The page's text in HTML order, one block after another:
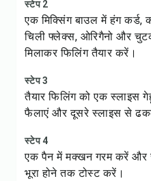
स्टेप 2
एक मिक्सिंग बाउल में हंग कर्ड,
चिली फ्लेक्स, ओरिगैनो और
मिलाकर फिलिंग तैयार करें।
स्टेप 3
तैयार फिलिंग को एक स्लाइस
फैलाएं और दूसरे स्लाइस से
स्टेप 4
एक पैन में मक्खन गरम करें और
भूरा होने तक टोस्ट करें।